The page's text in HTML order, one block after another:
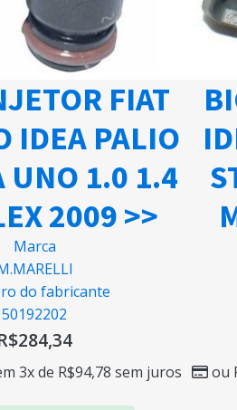
FIAT
IDEA PALIO
UNO 1.0 1.4
2009 >>
Marca
do fabricante
50192202
284,34
3x de R$94,78 sem juros ou